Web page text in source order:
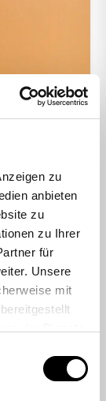
zu
anbieten
zu
zu Ihrer
für
Unsere
mit